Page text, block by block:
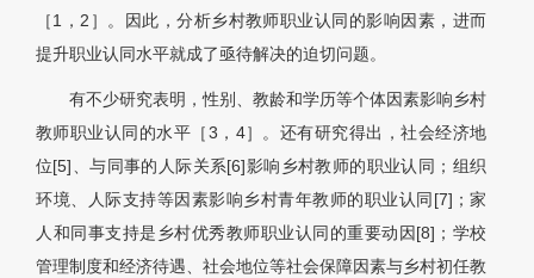
［1，2］。因此，分析乡村教师职业认同的影响因素，进而
提升职业认同水平就成了亟待解决的迫切问题。
有不少研究表明，性别、教龄和学历等个体因素影响乡村
教师职业认同的水平［3，4］。还有研究得出，社会经济地
位[5]、与同事的人际关系[6]影响乡村教师的职业认同；组织
环境、人际支持等因素影响乡村青年教师的职业认同[7]；家
人和同事支持是乡村优秀教师职业认同的重要动因[8]；学校
管理制度和经济待遇、社会地位等社会保障因素与乡村初任教